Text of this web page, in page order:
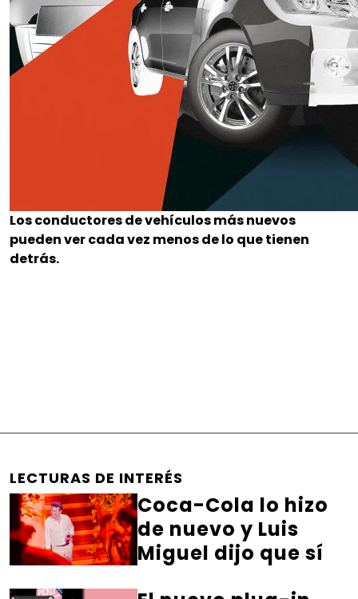
Los conductores de vehículos más nuevos
pueden ver cada vez menos de lo que tienen
detrás.
LECTURAS DE INTERÉS
Coca-Cola lo hizo
de nuevo y Luis
Miguel dijo que sí